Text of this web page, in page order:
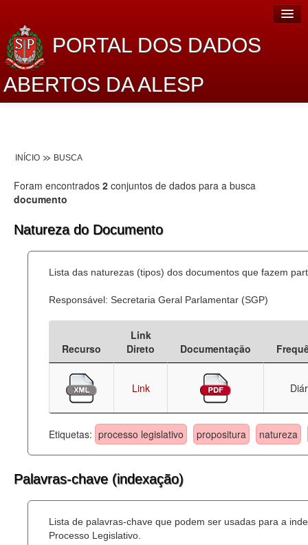
PORTAL DOS DADOS
ABERTOS DA ALESP
Lei de Acesso à Informação
Dados Governamentais Abertos
Planejamento
Catálogo de dados
Processo Legislativo
Administração
Legislação
Agenda
Perguntas frequentes
INÍCIO BUSCA
Foram encontrados 2 conjuntos de dados para a busca
documento
Natureza do Documento
Lista das naturezas (tipos) dos documentos que fazem
Responsável: Secretaria Geral Parlamentar (SGP)
Recurso
Link
Direto
Documentação
Link
Etiquetas: processo legislativo propositura natureza
Palavras-chave (indexação)
Lista de palavras-chave que podem ser usadas para a
Processo Legislativo.